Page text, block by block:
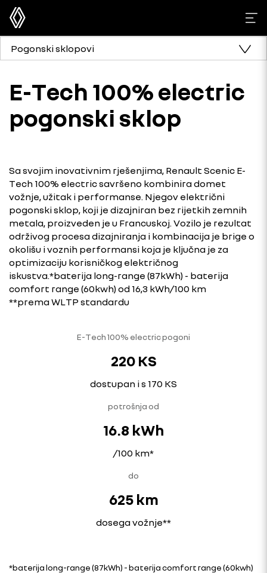
Pogonski sklopovi
E-Tech 100% electric
pogonski sklop
Sa svojim inovativnim rješenjima, Renault Scenic E-
Tech 100% electric savršeno kombinira domet
vožnje, užitak i performanse. Njegov električni
pogonski sklop, koji je dizajniran bez rijetkih zemnih
metala, proizveden je u Francuskoj. Vozilo je rezultat
održivog procesa dizajniranja i kombinacija je brige o
okolišu i voznih performansi koja je ključna je za
optimizaciju korisničkog električnog
iskustva.*baterija long-range (87kWh) - baterija
comfort range (60kwh) od 16,3 kWh/100 km
**prema WLTP standardu
E-Tech 100% electric pogoni
220 KS
dostupan i s 170 KS
potrošnja od
16.8 kWh
/100 km*
do
625 km
dosega vožnje**
*baterija long-range (87kWh) - baterija comfort range (60kwh)